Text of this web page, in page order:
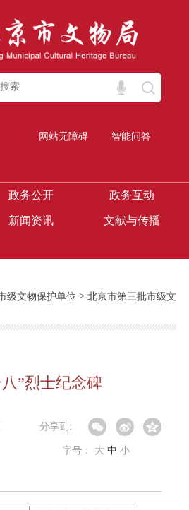
网站无障碍 智能问答
政务公开 政务互动
新闻资讯 文献与传播
级文物保护单位 > 北京市第三批市级文
八”烈士纪念碑
分享到:
字号： 大 中 小